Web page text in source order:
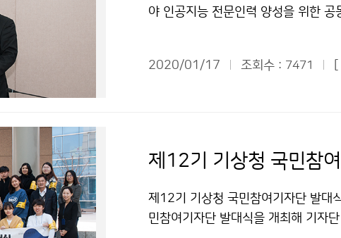
야 인공지능 전문인력 양성을 위한
간 당 약 15만 개의 데이터를 활용·
2020/01/17 조회수 : 7471
제12기 기상청 국민참
제12기 기상청 국민참여기자단 발
민참여기자단 발대식을 개최해 기자